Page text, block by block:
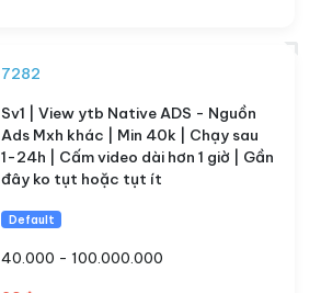
7282
Sv1 | View ytb Native ADS - Nguồn
Ads Mxh khác | Min 40k | Chạy sau
1-24h | Cấm video dài hơn 1 giờ | Gần
đây ko tụt hoặc tụt ít
Default
40.000 - 100.000.000